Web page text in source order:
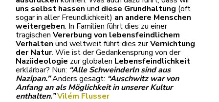
uns selbst hassen und diese Grundhaltung (oft
sogar in aller Freundlichkeit) an andere Menschen
weitergeben. In Familien führt dies zu einer
tragischen Vererbung von lebensfeindlichem
Verhalten und weltweit führt dies zurVernichtung
der Natur. Wie ist der Gedankensprung von der
Naziideologie zur globalen Lebensfeindlichkeit
erklärbar? Nun: “Alle Schweinderln sind aus
Nazipan.”Anders gesagt: “Auschwitz war von
Anfang an als Möglichkeit in unserer Kultur
enthalten.”Vilém Flusser